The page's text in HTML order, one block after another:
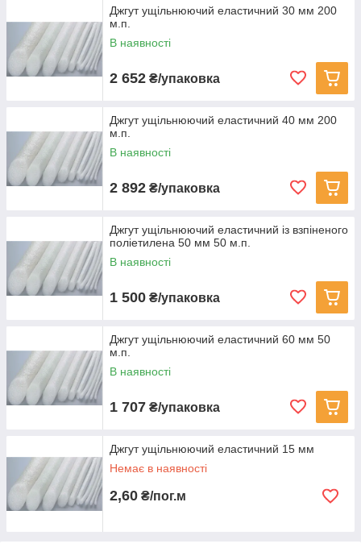
Джгут ущільнюючий еластичний 30 мм 200
м.п.
В наявності
2 652 ₴/упаковка
Джгут ущільнюючий еластичний 40 мм 200
м.п.
В наявності
2 892 ₴/упаковка
Джгут ущільнюючий еластичний із взпіненого
поліетилена 50 мм 50 м.п.
В наявності
1 500 ₴/упаковка
Джгут ущільнюючий еластичний 60 мм 50
м.п.
В наявності
1 707 ₴/упаковка
Джгут ущільнюючий еластичний 15 мм
Немає в наявності
2,60 ₴/пог.м